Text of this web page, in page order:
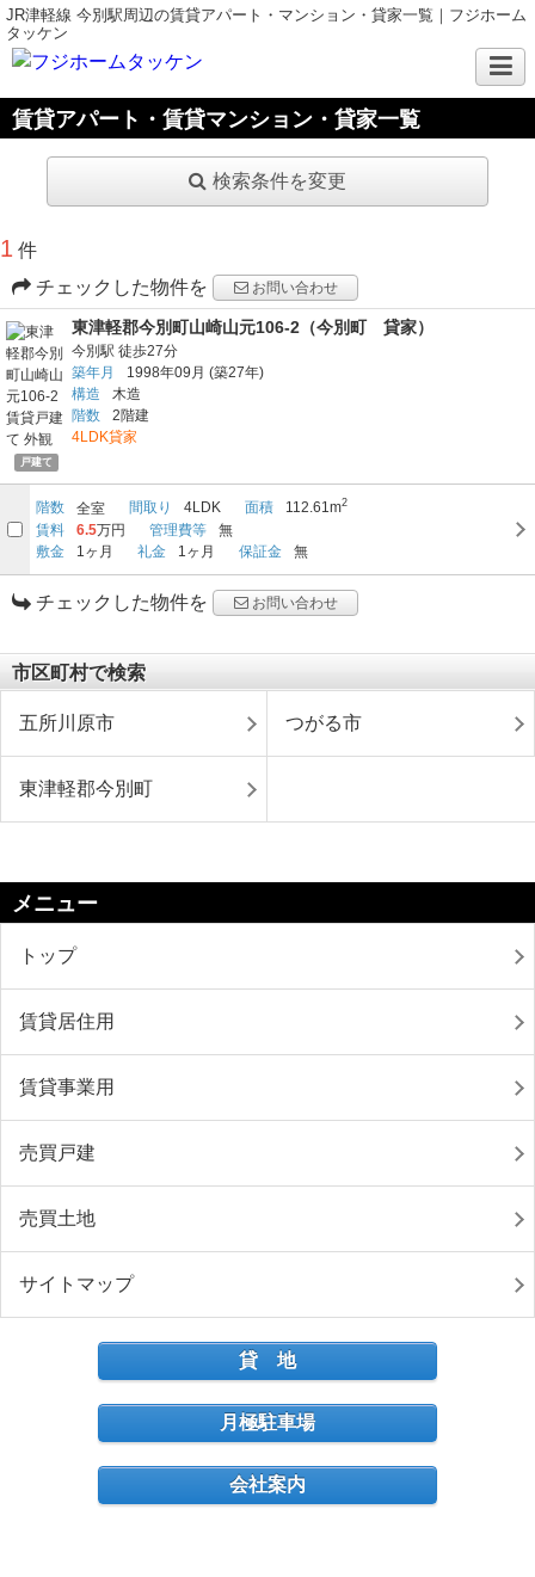
JR津軽線 今別駅周辺の賃貸アパート・マンション・貸家一覧｜フジホーム
タッケン
賃貸アパート・賃貸マンション・貸家一覧
検索条件を変更
1 件
チェックした物件を
お問い合わせ
戸建て
東津軽郡今別町山崎山元106-2（今別町 貸家）
今別駅 徒歩27分
築年月
1998年09月 (築27年)
構造
木造
階数
2階建
4LDK貸家
階数 全室 間取り 4LDK 面積 112.61m2
賃料 6.5万円 管理費等
無
敷金
1ヶ月 礼金 1ヶ月 保証金 無
チェックした物件を お問い合わせ
市区町村で検索
五所川原市 つがる市
東津軽郡今別町
メニュー
トップ
賃貸居住用
賃貸事業用
売買戸建
売買土地
サイトマップ
貸 地
月極駐車場
会社案内